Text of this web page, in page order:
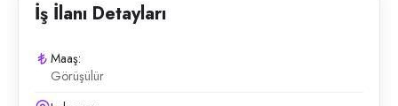
İş İlanı Detayları
Maaş:
Görüşülür